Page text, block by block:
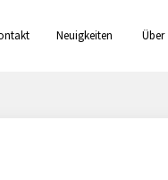
Neuigkeiten
Über